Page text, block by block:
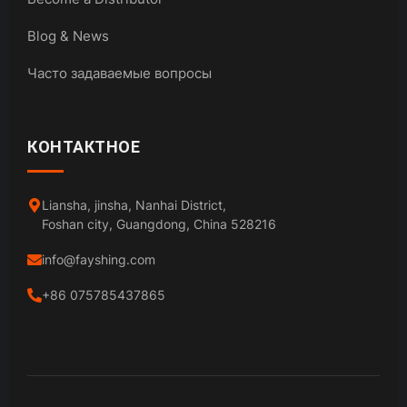
Blog & News
Часто задаваемые вопросы
КОНТАКТНОЕ
Liansha, jinsha, Nanhai District,
Foshan city, Guangdong, China 528216
info@fayshing.com
+86 075785437865